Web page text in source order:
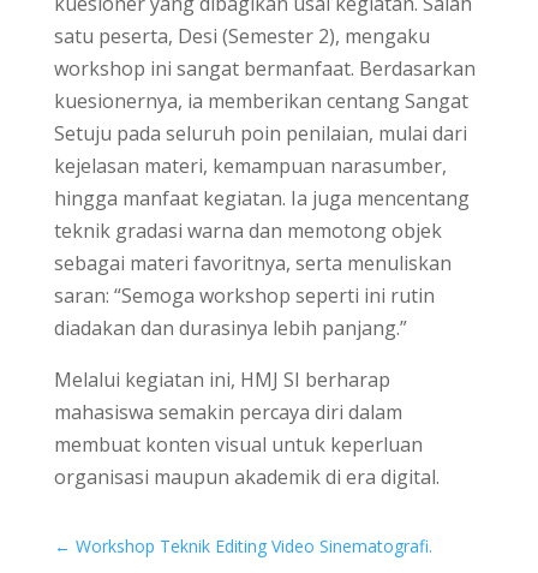
satu peserta, Desi (Semester 2), mengaku
workshop ini sangat bermanfaat. Berdasarkan
kuesionernya, ia memberikan centang Sangat
Setuju pada seluruh poin penilaian, mulai dari
kejelasan materi, kemampuan narasumber,
hingga manfaat kegiatan. Ia juga mencentang
teknik gradasi warna dan memotong objek
sebagai materi favoritnya, serta menuliskan
saran: “Semoga workshop seperti ini rutin
diadakan dan durasinya lebih panjang.”
Melalui kegiatan ini, HMJ SI berharap
mahasiswa semakin percaya diri dalam
membuat konten visual untuk keperluan
organisasi maupun akademik di era digital.
← Workshop Teknik Editing Video Sinematografi.